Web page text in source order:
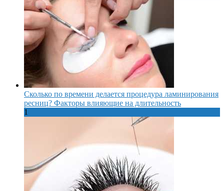
Сколько по времени делается процедура ламинирования
ресниц? Факторы влияющие на длительность
1